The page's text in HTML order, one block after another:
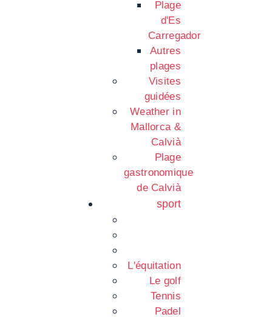
Plage
d'Es
Carregador
Autres
plages
Visites
guidées
Weather in
Mallorca &
Calvià
Plage
gastronomique
de Calvià
sport
L'équitation
Le golf
Tennis
Padel